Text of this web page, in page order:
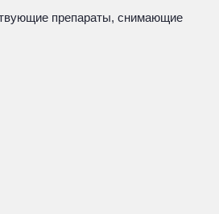
препараты, снимающие